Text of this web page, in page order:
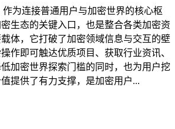
为连接普通用户与加密世界的核心枢
生态的关键入口，也是整合各类加密资
体，它打破了加密领域信息与交互的壁
作即可触达优质项目、获取行业资讯、
加密世界探索门槛的同时，也为用户挖
提供了有力支撑，是加密用户...